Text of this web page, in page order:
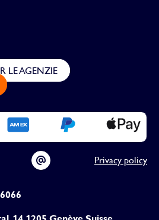
LE AGENZIE
Privacy policy